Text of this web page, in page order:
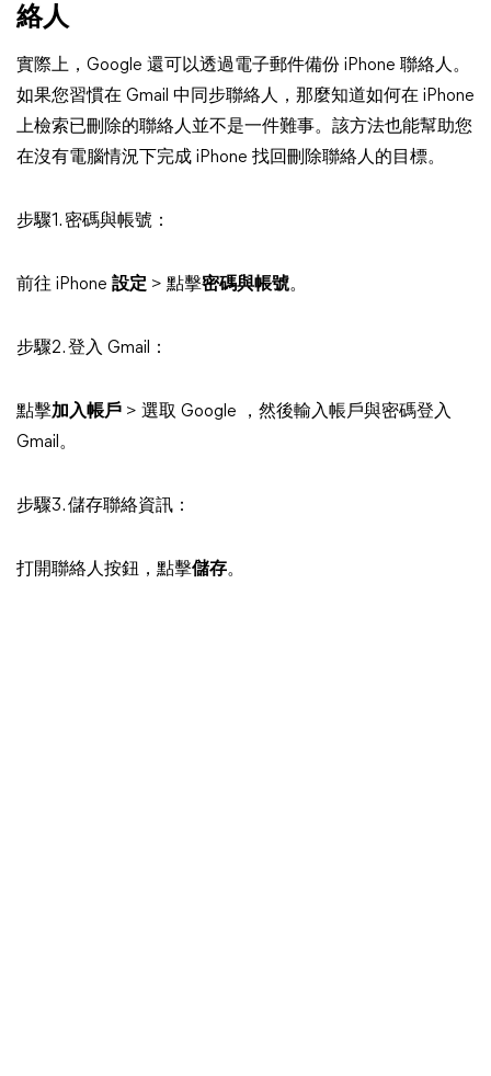
絡人
實際上，Google 還可以透過電子郵件備份 iPhone 聯絡人。
如果您習慣在 Gmail 中同步聯絡人，那麼知道如何在 iPhone
上檢索已刪除的聯絡人並不是一件難事。該方法也能幫助您
在沒有電腦情況下完成 iPhone 找回刪除聯絡人的目標。
步驟1. 密碼與帳號：
前往 iPhone 設定 > 點擊密碼與帳號。
步驟2. 登入 Gmail：
點擊加入帳戶 > 選取 Google ，然後輸入帳戶與密碼登入
Gmail。
步驟3. 儲存聯絡資訊：
打開聯絡人按鈕，點擊儲存。